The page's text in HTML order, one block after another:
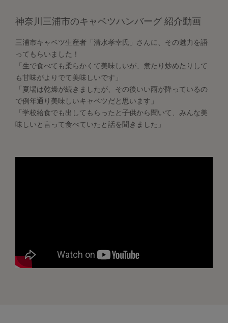
神奈川三浦市のキャベツハンバーグ 紹介動画
三浦市キャベツ生産者「清水孝幸氏」さんに、その魅力を語
ってもらいました！
「生で食べても柔らかくて美味しいが、煮たり炒めたりして
も甘味がよりでて美味しいです」
「夏場は乾燥が続きましたが、その後いい雨が降っているの
で例年通り美味しいキャベツだと思います」
「学校給食でも出してもらったと子供から聞いて、みんな美
味しいと言って食べていたと話を聞きました」